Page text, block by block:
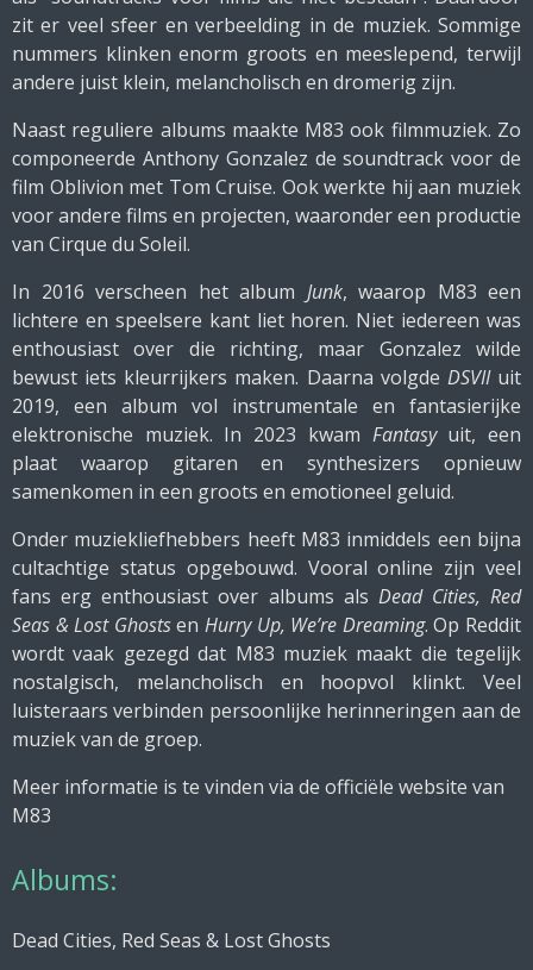
zit er veel sfeer en verbeelding in de muziek. Sommige
nummers klinken enorm groots en meeslepend, terwijl
andere juist klein, melancholisch en dromerig zijn.
Naast reguliere albums maakte M83 ook filmmuziek. Zo
componeerde Anthony Gonzalez de soundtrack voor de
film Oblivion met Tom Cruise. Ook werkte hij aan muziek
voor andere films en projecten, waaronder een productie
van Cirque du Soleil.
In 2016 verscheen het album Junk, waarop M83 een
lichtere en speelsere kant liet horen. Niet iedereen was
enthousiast over die richting, maar Gonzalez wilde
bewust iets kleurrijkers maken. Daarna volgde DSVIIuit
2019, een album vol instrumentale en fantasierijke
elektronische muziek. In 2023 kwam Fantasyuit, een
plaat waarop gitaren en synthesizers opnieuw
samenkomen in een groots en emotioneel geluid.
Onder muziekliefhebbers heeft M83 inmiddels een bijna
cultachtige status opgebouwd. Vooral online zijn veel
fans erg enthousiast over albums als Dead Cities, Red
Seas & Lost GhostsenHurry Up, We’re Dreaming. Op Reddit
wordt vaak gezegd dat M83 muziek maakt die tegelijk
nostalgisch, melancholisch en hoopvol klinkt. Veel
luisteraars verbinden persoonlijke herinneringen aan de
muziek van de groep.
Meer informatie is te vinden via de officiële website van
M83
Albums:
Dead Cities, Red Seas & Lost Ghosts